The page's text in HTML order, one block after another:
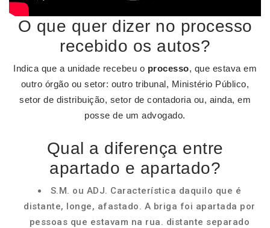
O que quer dizer no processo
recebido os autos?
Indica que a unidade recebeu o processo, que estava em
outro órgão ou setor: outro tribunal, Ministério Público,
setor de distribuição, setor de contadoria ou, ainda, em
posse de um advogado.
Qual a diferença entre
apartado e apartado?
S.M. ou ADJ. Característica daquilo que é
distante, longe, afastado. A briga foi apartada por
pessoas que estavam na rua. distante separado